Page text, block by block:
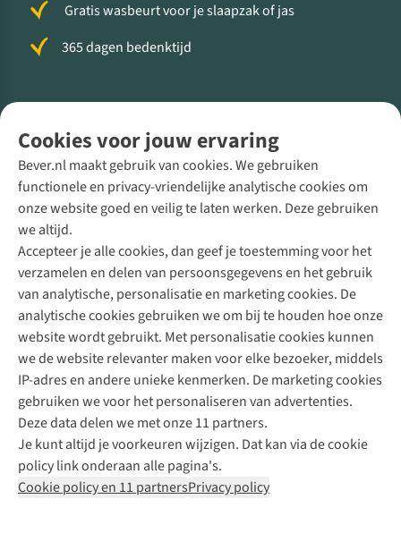
Cookies voor jouw ervaring
Bever.nl maakt gebruik van cookies. We gebruiken
functionele en privacy-vriendelijke analytische cookies om
onze website goed en veilig te laten werken. Deze gebruiken
we altijd.
Accepteer je alle cookies, dan geef je toestemming voor het
verzamelen en delen van persoonsgegevens en het gebruik
van analytische, personalisatie en marketing cookies. De
analytische cookies gebruiken we om bij te houden hoe onze
website wordt gebruikt. Met personalisatie cookies kunnen
we de website relevanter maken voor elke bezoeker, middels
IP-adres en andere unieke kenmerken. De marketing cookies
gebruiken we voor het personaliseren van advertenties.
Deze data delen we met onze 11 partners.
Je kunt altijd je voorkeuren wijzigen. Dat kan via de cookie
policy link onderaan alle pagina's.
Cookie policy en 11 partnersPrivacy policy
Gratis wasbeurt voor je slaapzak of jas
365 dagen bedenktijd
Direct advies van een Buitenexpert
+31 (0)85 888 50 88
+31 6 12 28 49 80
Contactformulier